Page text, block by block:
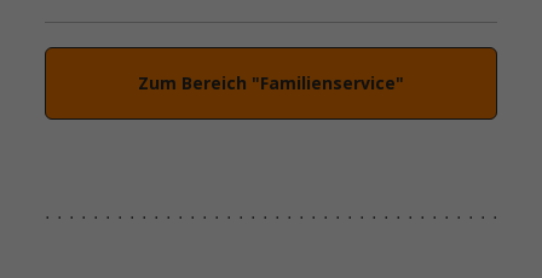
Zum Bereich "Familienservice"